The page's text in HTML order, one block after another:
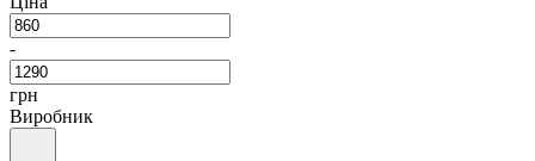
-
грн
Виробник